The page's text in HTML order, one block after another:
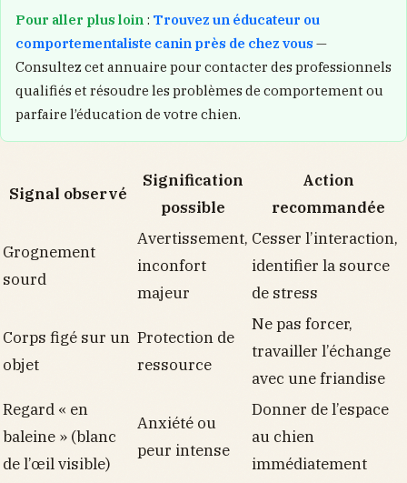
Pour aller plus loin : Trouvez un éducateur ou
comportementaliste canin près de chez vous —
Consultez cet annuaire pour contacter des professionnels
qualifiés et résoudre les problèmes de comportement ou
parfaire l’éducation de votre chien.
Signal observé
Signification
possible
Action
recommandée
Grognement
sourd
Avertissement,
inconfort
majeur
Cesser l’interaction,
identifier la source
de stress
Corps figé sur un
objet
Protection de
ressource
Ne pas forcer,
travailler l’échange
avec une friandise
Regard « en
baleine » (blanc
de l’œil visible)
Anxiété ou
peur intense
Donner de l’espace
au chien
immédiatement